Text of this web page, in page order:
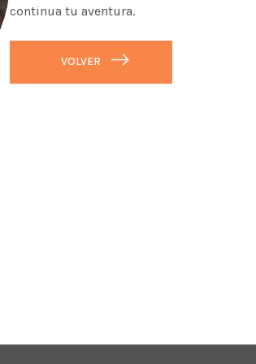
continua tu aventura.
VOLVER